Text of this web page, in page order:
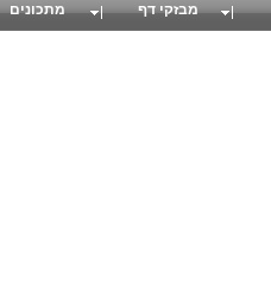
מבזקי דף מתכונים